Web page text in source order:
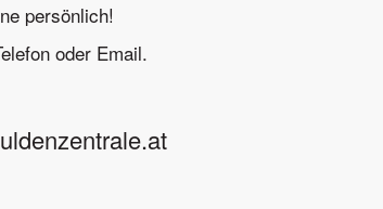
persönlich!
oder Email.